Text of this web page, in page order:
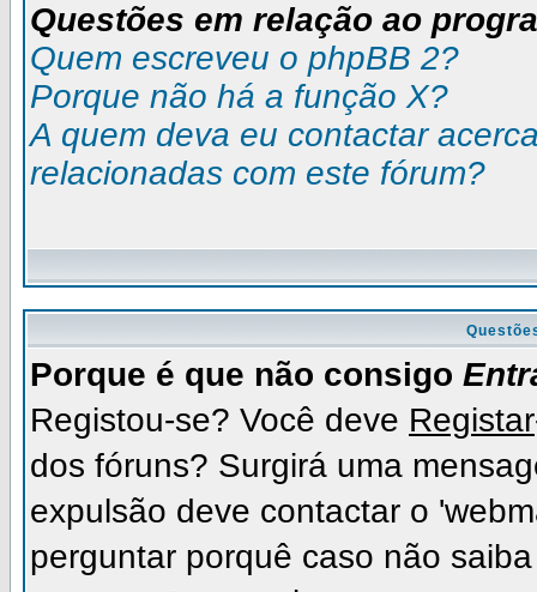
Questões em relação ao
Quem escreveu o phpBB 2?
Porque não há a função X?
A quem deva eu contactar
relacionadas com este fórum?
Porque é que não consigo
Registou-se? Você deve Registar
dos fóruns? Surgirá uma
expulsão deve contactar o
perguntar porquê caso não